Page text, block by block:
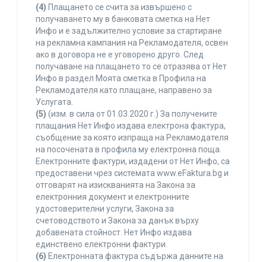
(4) Плащането се счита за извършено с
получаването му в банковата сметка на Нет
Инфо и е задължително условие за стартиране
на рекламна кампания на Рекламодателя, освен
ако в договора не е уговорено друго. След
получаване на плащането то се отразява от Нет
Инфо в раздел Моята сметка в Профила на
Рекламодателя като плащане, направено за
Услугата.
(5) (изм. в сила от 01.03.2020 г.) За получените
плащания Нет Инфо издава електрона фактура,
съобщение за която изпраща на Рекламодателя
на посочената в профила му електронна поща.
Електронните фактури, издадени от Нет Инфо, са
предоставени чрез системата www.eFaktura.bg и
отговарят на изискванията на Закона за
електронния документ и електронните
удостоверителни услуги, Закона за
счетоводството и Закона за данък върху
добавената стойност. Нет Инфо издава
единствено електронни фактури.
(6) Електронната фактура съдържа данните на